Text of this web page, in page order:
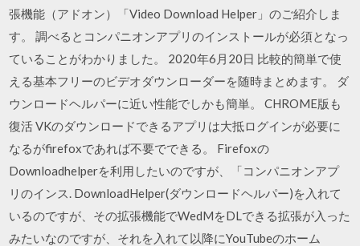
張機能（アドオン）「Video Download Helper」のご紹介しま
す。 調べるとコンパニオンアプリのインストールが必須となっ
ていることがわかりました。 2020年6月20日 比較的簡単で使
える基本フリーのビデオダウンローダーを随時まとめます。 ダ
ウンロードヘルパーに近い性能でしかも簡単。 CHROME版も
復活 VKのダウンロードできるアプリは大抵ログインが必要に
なるがfirefoxであれば不要でできる。 Firefoxの
Downloadhelperを利用したいのですが、「コンパニオンアプ
リのインス. DownloadHelper(ダウンロードヘルパー)を入れて
いるのですが、その拡張機能でWedMをDLできる拡張が入った
みたいなのですが、それを入れて以降にYouTubeのホーム